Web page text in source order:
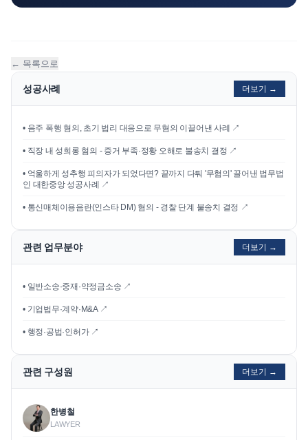
← 목록으로
성공사례 더보기 →
• 음주 폭행 혐의, 초기 법리 대응으로 무혐의 이끌어낸 사례 ↗
• 직장 내 성희롱 혐의 - 증거 부족·정황 오해로 불송치 결정 ↗
• 억울하게 성추행 피의자가 되었다면? 끝까지 다퉈 '무혐의' 끌어낸 법무법
인 대한중앙 성공사례 ↗
• 통신매체이용음란(인스타 DM) 혐의 - 경찰 단계 불송치 결정 ↗
관련 업무분야 더보기 →
• 일반소송·중재·약정금소송 ↗
• 기업법무·계약·M&A ↗
• 행정·공법·인허가 ↗
관련 구성원 더보기 →
한병철
LAWYER